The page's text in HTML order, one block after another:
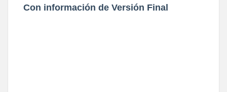
Con información de Versión Final